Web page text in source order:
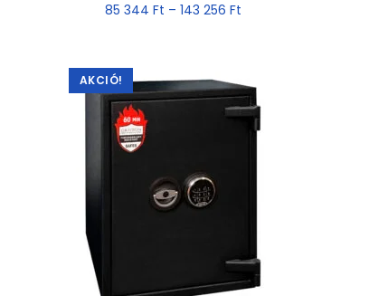
85 344 Ft – 143 256 Ft
AKCIÓ!